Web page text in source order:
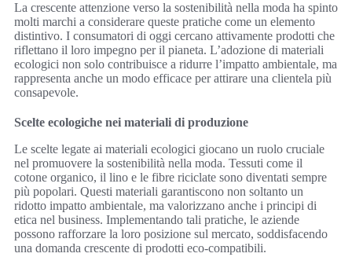
La crescente attenzione verso la sostenibilità nella moda ha spinto
molti marchi a considerare queste pratiche come un elemento
distintivo. I consumatori di oggi cercano attivamente prodotti che
riflettano il loro impegno per il pianeta. L’adozione di materiali
ecologici non solo contribuisce a ridurre l’impatto ambientale, ma
rappresenta anche un modo efficace per attirare una clientela più
consapevole.
Scelte ecologiche nei materiali di produzione
Le scelte legate ai materiali ecologici giocano un ruolo cruciale
nel promuovere la sostenibilità nella moda. Tessuti come il
cotone organico, il lino e le fibre riciclate sono diventati sempre
più popolari. Questi materiali garantiscono non soltanto un
ridotto impatto ambientale, ma valorizzano anche i principi di
etica nel business. Implementando tali pratiche, le aziende
possono rafforzare la loro posizione sul mercato, soddisfacendo
una domanda crescente di prodotti eco-compatibili.